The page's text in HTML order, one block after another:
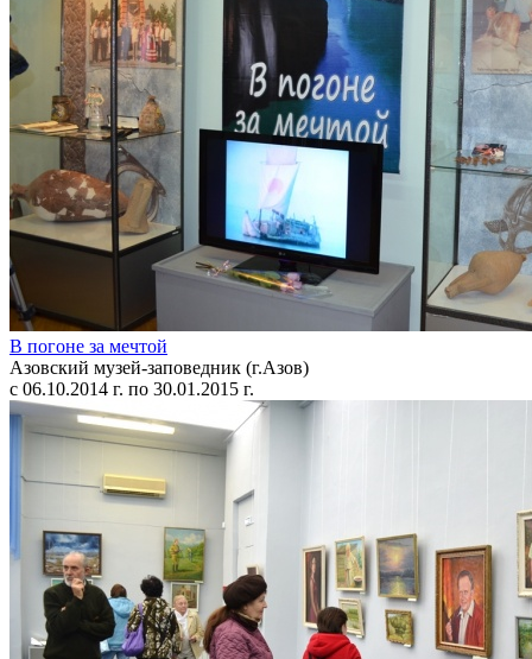
В погоне за мечтой
Азовский музей-заповедник (г.Азов)
с 06.10.2014 г. по 30.01.2015 г.